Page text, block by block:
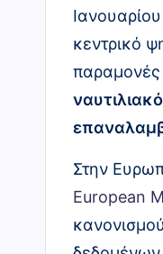
κεντρικό
παραμονές
Στην
European